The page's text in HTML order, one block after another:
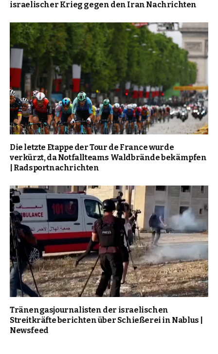
israelischer Krieg gegen den Iran Nachrichten
Die letzte Etappe der Tour de France wurde
verkürzt, da Notfallteams Waldbrände bekämpfen
| Radsportnachrichten
Tränengasjournalisten der israelischen
Streitkräfte berichten über Schießerei in Nablus |
Newsfeed